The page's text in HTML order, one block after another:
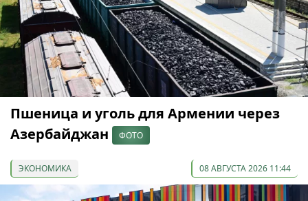
Пшеница и уголь для Армении через
Азербайджан
ФОТО
ЭКОНОМИКА 08 АВГУСТА 2026 11:44